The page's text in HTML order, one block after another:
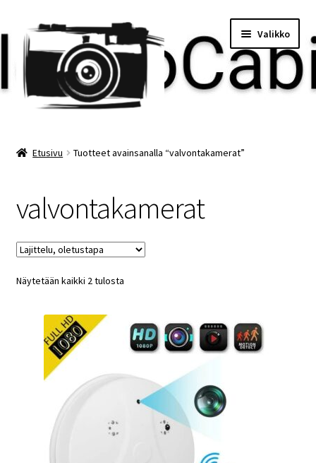
Siirry
navigointiin
Siirry
sisältöön
Valikko
Minun tilini
Ostoskori
Etusivu Tuotteet avainsanalla “valvontakamerat”
valvontakamerat
Näytetään kaikki 2 tulosta